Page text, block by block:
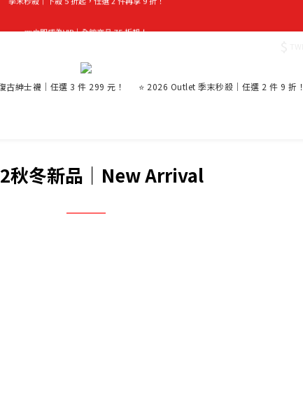
古紳士襪｜任選 3 件 299 元！ ⭐ 2026 Outlet 季末秒殺｜任選 2 件 9 折！
秋冬新品｜New Arrival